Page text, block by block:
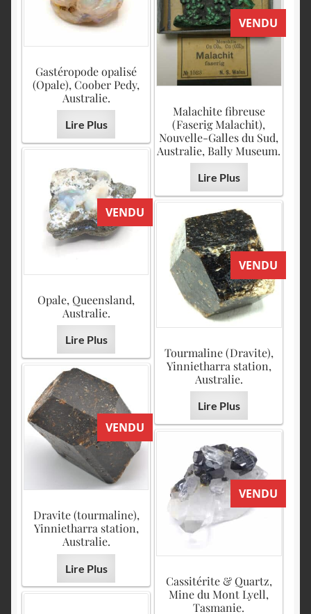
Gastéropode opalisé
(Opale), Coober Pedy,
Australie.
Lire Plus
VENDU
Malachite fibreuse
(Faserig Malachit),
Nouvelle-Galles du Sud,
Australie, Bally Museum.
Lire Plus
VENDU
Opale, Queensland,
Australie.
Lire Plus
VENDU
Tourmaline (Dravite),
Yinnietharra station,
Australie.
Lire Plus
VENDU
Dravite (tourmaline),
Yinnietharra station,
Australie.
Lire Plus
VENDU
Cassitérite & Quartz,
Mine du Mont Lyell,
Tasmanie.